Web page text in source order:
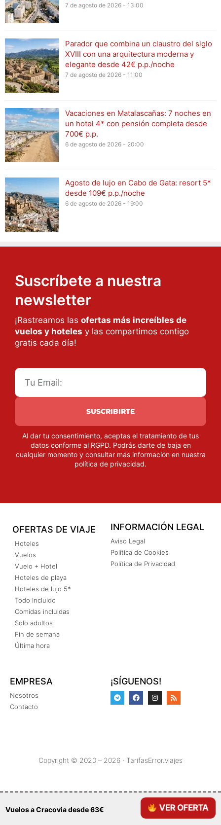
Vuelos a Cracovia desde 63€ VER OFERTA
7 de agosto de 2026 - 13:00
Parador que combina un claustro del siglo
XVIII con una arquitectura moderna y
elegante desde 42€ p.p./noche
7 de agosto de 2026 - 11:00
Vacaciones en Matalascañas: 7 noches en
un hotel 4* con pensión completa desde
700€ p.p.
6 de agosto de 2026 - 20:00
Agosto de lujo en Cabo de Gata: resort 5*
desde 109€ p.p./noche
6 de agosto de 2026 - 19:00
Suscríbete a nuestra
newsletter
¡Rastreamos las ofertas más increíbles de
vuelos y hoteles y las compartimos contigo
gratis cada día!
SUSCRIBIRTE
Al dar tu consentimiento, aceptas el tratamiento de tus
datos conforme al RGPD. Podrás darte de baja en
cualquier momento y consultar más información en nuestra
política de privacidad.
OFERTAS DE VIAJE
Hoteles
Vuelos
Vuelo + Hotel
Hoteles de playa
Hoteles de lujo 5*
Todo Incluido
Comidas incluidas
Solo adultos
Fin de semana
Última hora
INFORMACIÓN LEGAL
Aviso Legal
Política de Cookies
Política de Privacidad
EMPRESA
Nosotros
Contacto
¡SÍGUENOS!
Copyright © 2020 – 2026 · TarifasError.viajes